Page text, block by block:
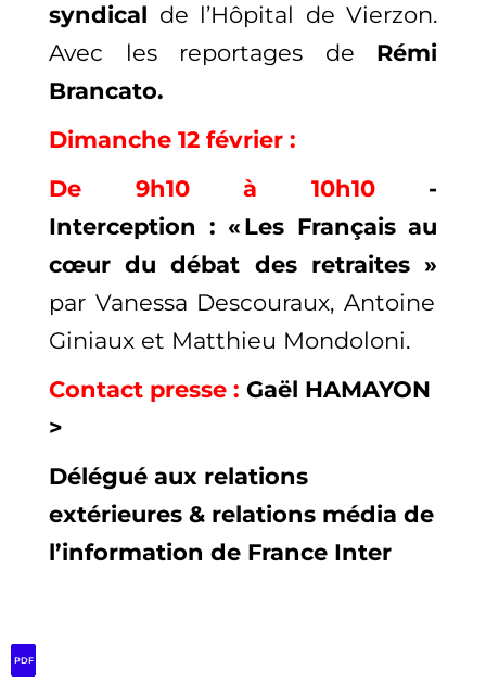
syndical de l’Hôpital de Vierzon.
Avec
les reportages de Rémi
Brancato.
Dimanche 12 février :
De 9h10 à 10h10 -
Interception : « Les Français au
cœur du débat des retraites »
par Vanessa Descouraux, Antoine
Giniaux et Matthieu Mondoloni.
Contact presse : Gaël HAMAYON
>
Délégué aux relations
extérieures & relations média de
l’information de France Inter
PDF